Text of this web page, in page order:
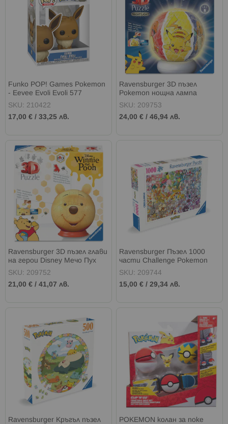
Funko POP! Games Pokemon
- Eevee Evoli Evoli 577
SKU: 210422
17,00 € / 33,25 лв.
Ravensburger 3D пъзел
Pokemon нощна лампа
топка
SKU: 209753
24,00 € /46,94 лв.
Ravensburger 3D пъзел глави
на герои Disney Мечо Пух
SKU: 209752
21,00 € / 41,07 лв.
Ravensburger Пъзел 1000
части Challenge Pokemon
SKU: 209744
15,00 € /29,34 лв.
Ravensburger Кръгъл пъзел
POKEMON колан за поке